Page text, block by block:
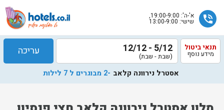
phone_in_talk א'-ה': 19:00-9:00,
שישי: 13:00-9:00
תנאי ביטול
מידע נוסף 5/12 - 12/12
(שבת - שבת) עריכה
אסטרל נירוונה קלאב -2 מבוגרים ל 7 לילות